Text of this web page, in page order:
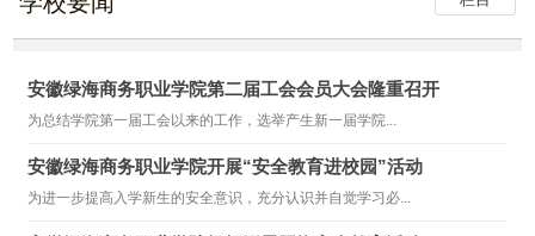
安徽绿海商务职业学院第二届工会会员大会隆重召开
为总结学院第一届工会以来的工作，选举产生新一届学院...
安徽绿海商务职业学院开展“安全教育进校园”活动
为进一步提高入学新生的安全意识，充分认识并自觉学习必...